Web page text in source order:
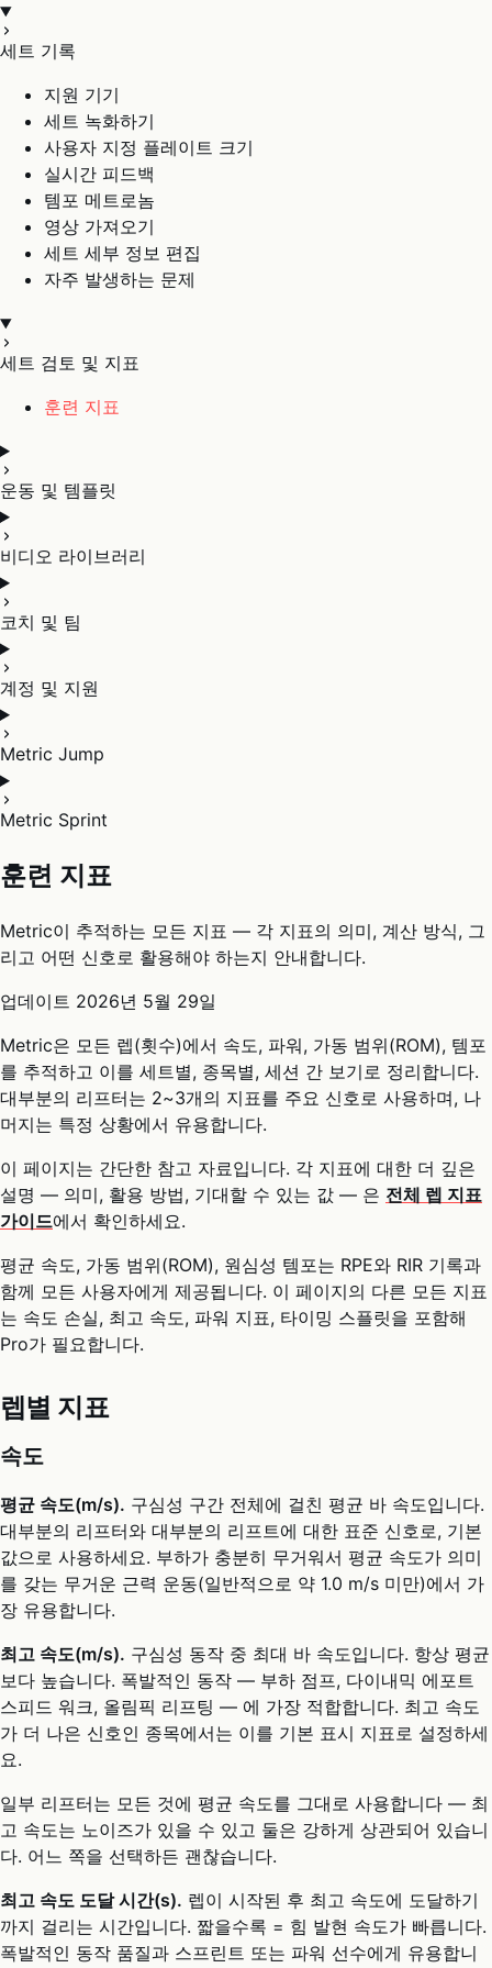
세트 기록
지원 기기
세트 녹화하기
사용자 지정 플레이트 크기
실시간 피드백
템포 메트로놈
영상 가져오기
세트 세부 정보 편집
자주 발생하는 문제
세트 검토 및 지표
훈련 지표
운동 및 템플릿
비디오 라이브러리
코치 및 팀
계정 및 지원
Metric Jump
Metric Sprint
훈련 지표
Metric이 추적하는 모든 지표 — 각 지표의 의미, 계산 방식, 그
리고 어떤 신호로 활용해야 하는지 안내합니다.
업데이트 2026년 5월 29일
Metric은 모든 렙(횟수)에서 속도, 파워, 가동 범위(ROM), 템포
를 추적하고 이를 세트별, 종목별, 세션 간 보기로 정리합니다.
대부분의 리프터는 2~3개의 지표를 주요 신호로 사용하며, 나
머지는 특정 상황에서 유용합니다.
이 페이지는 간단한 참고 자료입니다. 각 지표에 대한 더 깊은
설명 — 의미, 활용 방법, 기대할 수 있는 값 — 은 전체 렙 지표
가이드에서 확인하세요.
평균 속도, 가동 범위(ROM), 원심성 템포는 RPE와 RIR 기록과
함께 모든 사용자에게 제공됩니다. 이 페이지의 다른 모든 지표
는 속도 손실, 최고 속도, 파워 지표, 타이밍 스플릿을 포함해
Pro가 필요합니다.
렙별 지표
속도
평균 속도(m/s). 구심성 구간 전체에 걸친 평균 바 속도입니다.
대부분의 리프터와 대부분의 리프트에 대한 표준 신호로, 기본
값으로 사용하세요. 부하가 충분히 무거워서 평균 속도가 의미
를 갖는 무거운 근력 운동(일반적으로 약 1.0 m/s 미만)에서 가
장 유용합니다.
최고 속도(m/s). 구심성 동작 중 최대 바 속도입니다. 항상 평균
보다 높습니다. 폭발적인 동작 — 부하 점프, 다이내믹 에포트
스피드 워크, 올림픽 리프팅 — 에 가장 적합합니다. 최고 속도
가 더 나은 신호인 종목에서는 이를 기본 표시 지표로 설정하세
요.
일부 리프터는 모든 것에 평균 속도를 그대로 사용합니다 — 최
고 속도는 노이즈가 있을 수 있고 둘은 강하게 상관되어 있습니
다. 어느 쪽을 선택하든 괜찮습니다.
최고 속도 도달 시간(s). 렙이 시작된 후 최고 속도에 도달하기
까지 걸리는 시간입니다. 짧을수록 = 힘 발현 속도가 빠릅니다.
폭발적인 동작 품질과 스프린트 또는 파워 선수에게 유용합니